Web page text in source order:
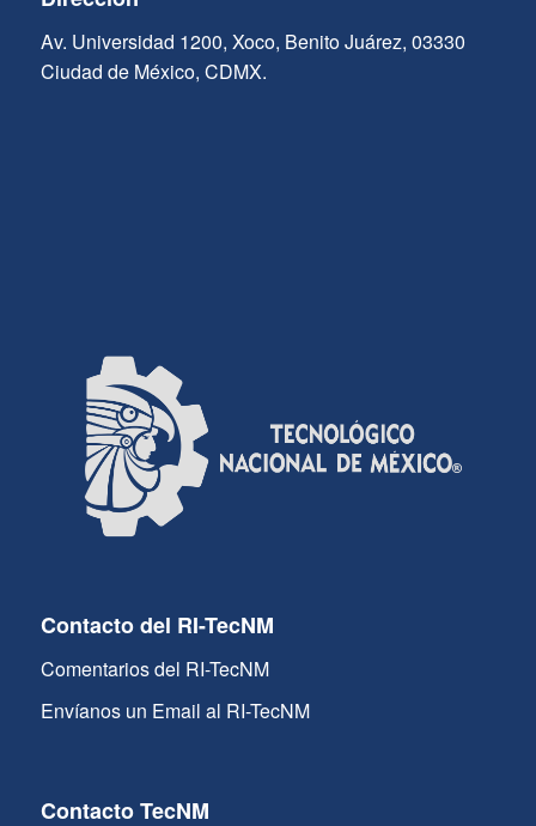
Av. Universidad 1200, Xoco, Benito Juárez, 03330
Ciudad de México, CDMX.
Contacto del RI-TecNM
Comentarios del RI-TecNM
Envíanos un Email al RI-TecNM
Contacto TecNM